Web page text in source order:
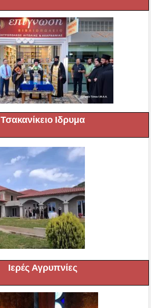
Τσακανίκειο Ιδρυμα
Ιερές Αγρυπνίες